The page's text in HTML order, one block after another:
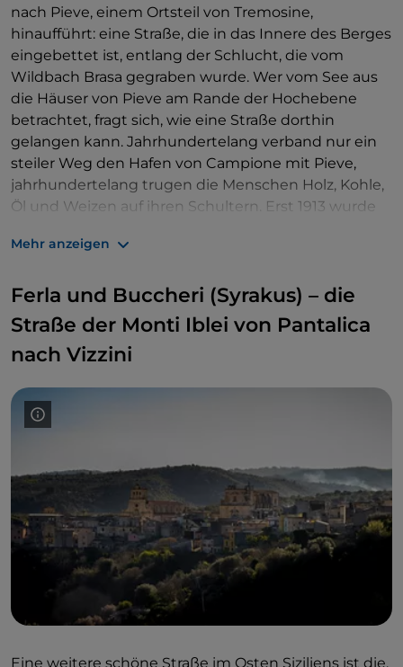
nach Pieve, einem Ortsteil von Tremosine,
hinaufführt: eine Straße, die in das Innere des Berges
eingebettet ist, entlang der Schlucht, die vom
Wildbach Brasa gegraben wurde. Wer vom See aus
die Häuser von Pieve am Rande der Hochebene
betrachtet, fragt sich, wie eine Straße dorthin
gelangen kann. Jahrhundertelang verband nur ein
steiler Weg den Hafen von Campione mit Pieve,
jahrhundertelang trugen die Menschen Holz, Kohle,
Öl und Weizen auf ihren Schultern. Erst 1913 wurde
Straße gebaut, die mit dem Hafen verbunden war.
Bus zu treffen (in diesem Fall ist ein vorsichtiges
Manövrieren erforderlich), entschädigt der
atemberaubende Blick auf den See für jede Angst.
Man betritt eine lange Höhle, eine 6 Kilometer lange
zu den Überhängen hin öffnet. Auch nachts ist es
dank der szenografischen Beleuchtung der
Mehr anzeigen
Ferla und Buccheri (Syrakus) – die
Straße der Monti Iblei von Pantalica
nach Vizzini
Eine weitere schöne Straße im Osten Siziliens ist die,